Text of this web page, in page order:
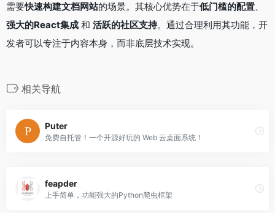
需要快速构建文档网站的场景。其核心优势在于低门槛的配置、
强大的React集成 和 活跃的社区支持。通过合理利用其功能，开
发者可以专注于内容本身，而非底层技术实现。
相关导航
Puter
免费自托管！一个开源好玩的 Web 云桌面系统！
feapder
上手简单，功能强大的Python爬虫框架